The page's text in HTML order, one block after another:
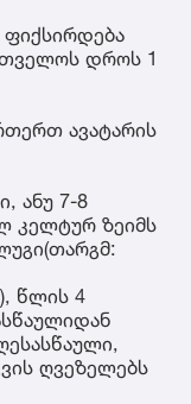
დროს 1
ავატარის
ანუ 7-8
კელტურ ზეიმს
წლის 4
ღვეზელებს